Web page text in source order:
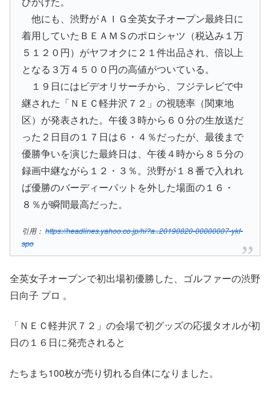
他にも、渋野がＡＩＧ全英女子オープン最終日に
着用していたＢＥＡＭＳのポロシャツ（税込み１万
５１２０円）がヤフオクに２１件出品され、倍以上
となる３万４５００円の高値がついている。
１９日にはビデオリサーチから、フジテレビで中
継された「ＮＥＣ軽井沢７２」の視聴率（関東地
区）が発表された。午後３時から６０分の生放送だ
った２日目の１７日は６・４％だったが、最後まで
優勝争いを演じた最終日は、午後４時から８５分の
録画中継ながら１２・３％。渋野が１８番で入れれ
ば優勝のバーディーパットを外した場面の１６・
８％が瞬間最高だった。
引用：https://headlines.yahoo.co.jp/hl?a=20190820-00000007-ykf-
spo
全英女子オープンで初出場初優勝した、ゴルファーの渋野
日向子 プロ 。
「ＮＥＣ軽井沢７２」の会場で初グッズの応援タオルが初
日の１６日に発売されると
たちまち100枚が売り切れる自体になりました。